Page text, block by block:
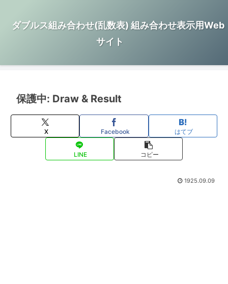
ダブルス組み合わせ(乱数表) 組み合わせ表示用Web
サイト
保護中: Draw & Result
X Facebook はてブ
LINE コピー
1925.09.09